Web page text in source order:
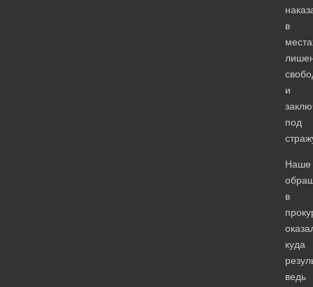
в
и
под
Наше
в
куда
ведь